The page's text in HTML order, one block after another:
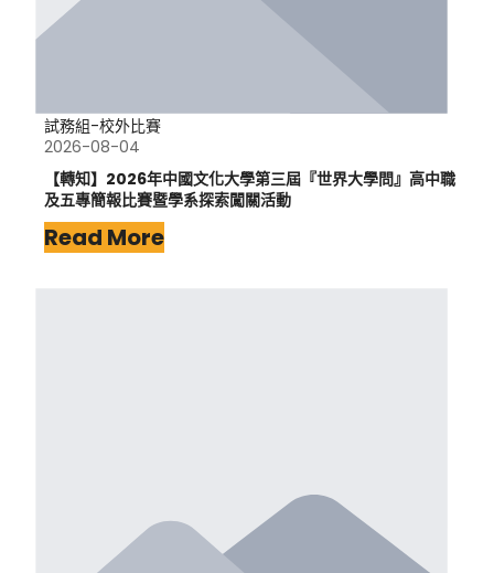
試務組-校外比賽
2026-08-04
【轉知】2026年中國文化大學第三屆『世界大學問』高中職
及五專簡報比賽暨學系探索闖關活動
Read More